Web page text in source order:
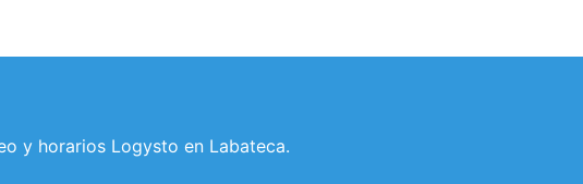
y horarios Logysto en Labateca.